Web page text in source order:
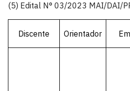
(5) Edital N° 03/2023 MAI/DAI/
Discente Orientador